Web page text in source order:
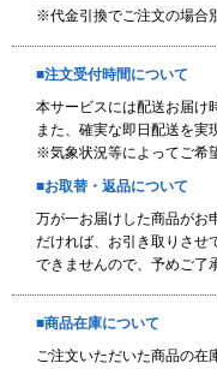
※代金引換でご注文の場合
■注文受付時間について
本サービスには配送お届け
また、確実な即日配送を実
※気象状況等によってご希
■お取替・返品について
万が一お届けした商品がお
だければ、お引き取りさせ
できませんので、予めご了
■商品在庫について
ご注文いただいた商品の在